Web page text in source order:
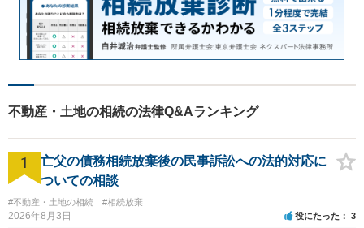
不動産・土地の相続の法律Q&Aランキング
1
亡父の債務相続放棄後の民事訴訟への法的対応に
ついての相談
#不動産・土地の相続 #相続放棄
2026年8月3日 役にたった 3